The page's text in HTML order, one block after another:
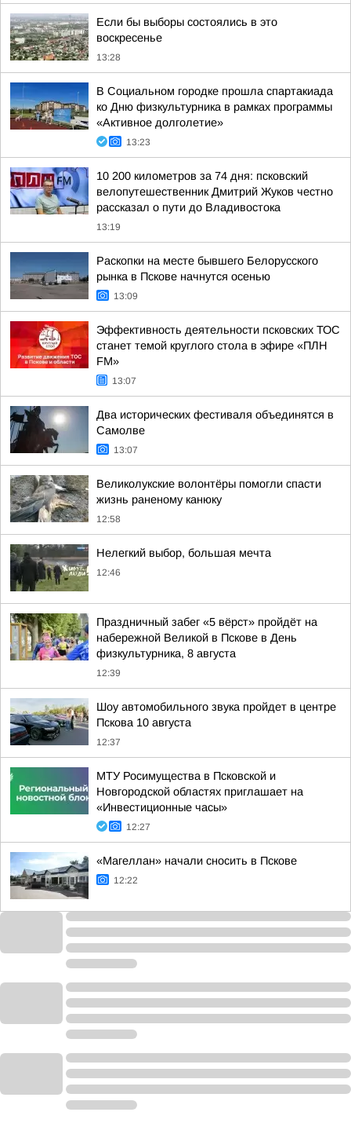
Если бы выборы состоялись в это
воскресенье
13:28
В Социальном городке прошла спартакиада
ко Дню физкультурника в рамках программы
«Активное долголетие»
13:23
10 200 километров за 74 дня: псковский
велопутешественник Дмитрий Жуков честно
рассказал о пути до Владивостока
13:19
Раскопки на месте бывшего Белорусского
рынка в Пскове начнутся осенью
13:09
Эффективность деятельности псковских ТОС
станет темой круглого стола в эфире «ПЛН
FM»
13:07
Два исторических фестиваля объединятся в
Самолве
13:07
Великолукские волонтёры помогли спасти
жизнь раненому канюку
12:58
Нелегкий выбор, большая мечта
12:46
Праздничный забег «5 вёрст» пройдёт на
набережной Великой в Пскове в День
физкультурника, 8 августа
12:39
Шоу автомобильного звука пройдет в центре
Пскова 10 августа
12:37
МТУ Росимущества в Псковской и
Новгородской областях приглашает на
«Инвестиционные часы»
12:27
«Магеллан» начали сносить в Пскове
12:22